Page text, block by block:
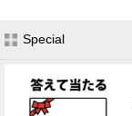
Special